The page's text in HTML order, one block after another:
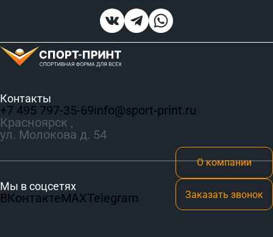
Контакты
+7 495 797‑35-69info@sport-print.ru
Красноярск ,
ул. Молокова д. 54
Мы в соцсетях
ВКонтактеMAXTelegram
О компании
Заказать звонок